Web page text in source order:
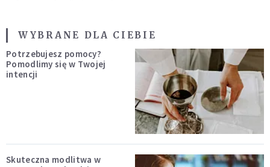
WYBRANE DLA CIEBIE
Potrzebujesz pomocy?
Pomodlimy się w Twojej
intencji
Skuteczna modlitwa w